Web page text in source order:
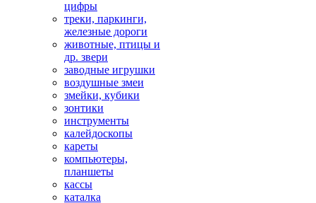
цифры
треки, паркинги,
железные дороги
животные, птицы и
др. звери
заводные игрушки
воздушные змеи
змейки, кубики
зонтики
инструменты
калейдоскопы
кареты
компьютеры,
планшеты
кассы
каталка